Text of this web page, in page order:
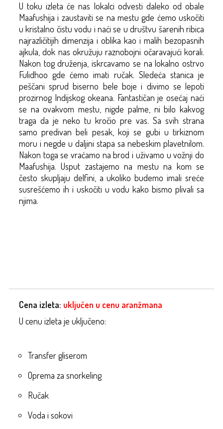
U toku izleta će nas lokalci odvesti daleko od obale
Maafushija i zaustaviti se na mestu gde ćemo uskočiti
u kristalno čistu vodu i naći se u društvu šarenih ribica
najrazličitijih dimenzija i oblika kao i malih bezopasnih
ajkula, dok nas okružuju raznobojni očaravajući korali.
Nakon tog druženja, iskrcavamo se na lokalno ostrvo
Fulidhoo gde ćemo imati ručak. Sledeća stanica je
peščani sprud biserno bele boje i divimo se lepoti
prozirnog Indijskog okeana. Fantastičan je osećaj naći
se na ovakvom mestu, nigde palme, ni bilo kakvog
traga da je neko tu kročio pre vas. Sa svih strana
samo predivan beli pesak, koji se gubi u tirkiznom
moru i negde u daljini stapa sa nebeskim plavetnilom.
Nakon toga se vraćamo na brod i uživamo u vožnji do
Maafushija. Usput zastajemo na mestu na kom se
često skupljaju delfini, a ukoliko budemo imali sreće
susrešćemo ih i uskočiti u vodu kako bismo plivali sa
njima.
Cena izleta: uključen u cenu aranžmana
U cenu izleta je uključeno:
Transfer gliserom
Oprema za snorkeling
Ručak
Voda i sokovi